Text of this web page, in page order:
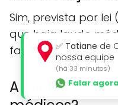
Sim, prevista por lei
que haja laudo
familiar ou
A clínica aceita
✅ Tatiane de
nossa equipe
(há 33 minutos)
Falar